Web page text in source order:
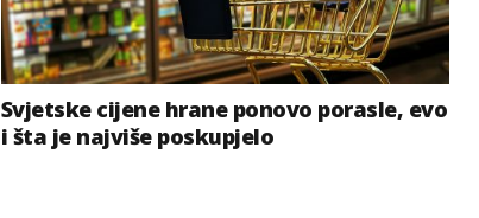
Svjetske cijene hrane ponovo porasle, evo
i šta je najviše poskupjelo